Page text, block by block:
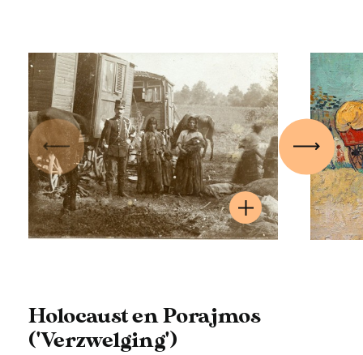
Vorige
Holocaust en Porajmos
('Verzwelging')